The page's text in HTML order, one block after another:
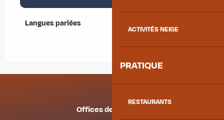
ACTIVITÉS NEIGE
PRATIQUE
RESTAURANTS
Langues parlées
Langues parlées
Offices de tourisme